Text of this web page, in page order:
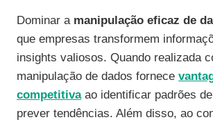
Dominar a manipulação eficaz de
que empresas transformem
insights valiosos. Quando realizada
manipulação de dados fornece
competitivaao identificar padrões
prever tendências. Além disso, ao